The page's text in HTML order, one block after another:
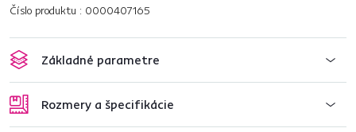
Číslo produktu : 0000407165
Základné parametre
Rozmery a špecifikácie